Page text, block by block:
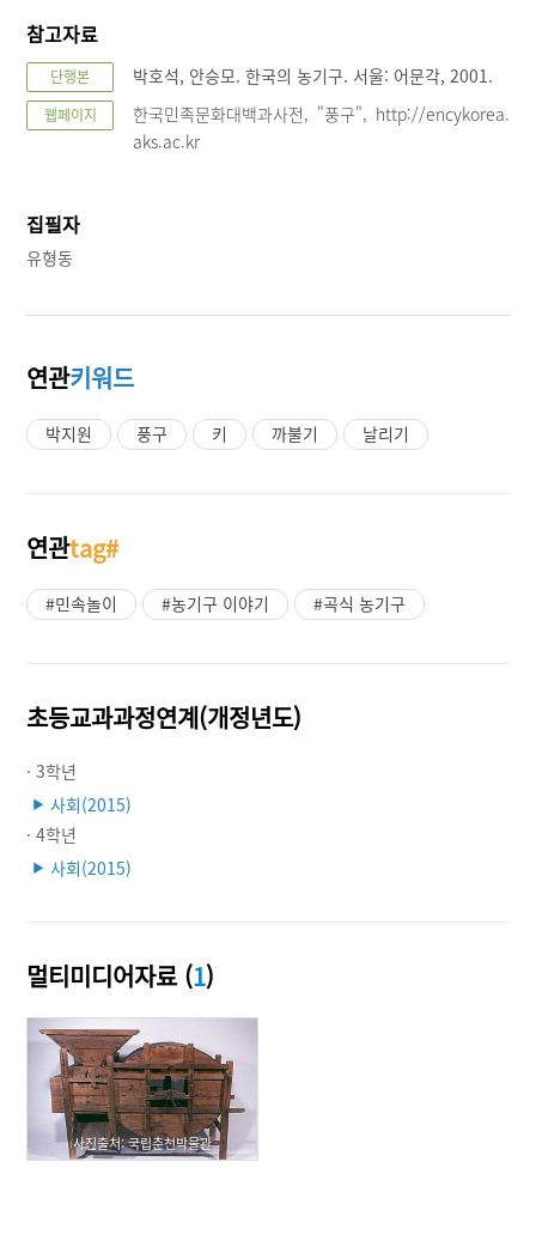
참고자료
단행본 박호석, 안승모. 한국의 농기구. 서울: 어문각, 2001.
웹페이지
한국민족문화대백과사전, "풍구", http://encykorea.
aks.ac.kr
집필자
유형동
연관키워드
박지원 풍구 키 까불기 날리기
연관tag#
#민속놀이 #농기구 이야기 #곡식 농기구
초등교과과정연계(개정년도)
· 3학년
▶ 사회(2015)
· 4학년
▶ 사회(2015)
멀티미디어자료 (1)
사진출처: 국립춘천박물관